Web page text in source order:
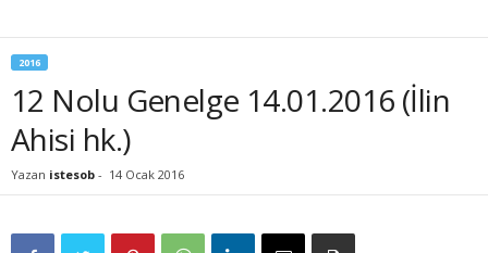
2016
12 Nolu Genelge 14.01.2016 (İlin
Ahisi hk.)
Yazan istesob - 14 Ocak 2016